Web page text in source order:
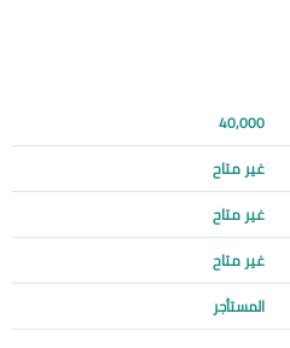
40,000
غير متاح
غير متاح
غير متاح
المستأجر